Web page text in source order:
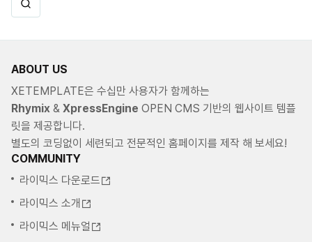
ABOUT US
XETEMPLATE은 수십만 사용자가 함께하는
Rhymix & XpressEngine OPEN CMS 기반의 웹사이트 템플
릿을 제공합니다.
별도의 코딩없이 세련되고 전문적인 홈페이지를 제작 해 보세요!
COMMUNITY
라이믹스 다운로드
라이믹스 소개
라이믹스 메뉴얼